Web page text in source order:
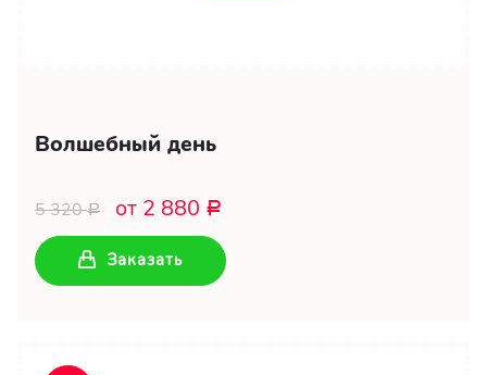
Волшебный день
5 320Р от 2 880 Р
Заказать